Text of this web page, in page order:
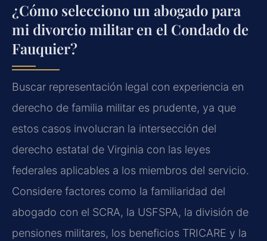
¿Cómo selecciono un abogado para
mi divorcio militar en el Condado de
Fauquier?
Buscar representación legal con experiencia en
derecho de familia militar es prudente, ya que
estos casos involucran la intersección del
derecho estatal de Virginia con las leyes
federales aplicables a los miembros del servicio.
Considere factores como la familiaridad del
abogado con el SCRA, la USFSPA, la división de
pensiones militares, los beneficios TRICARE y la